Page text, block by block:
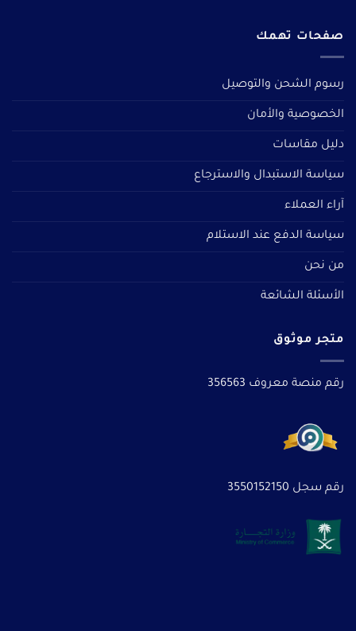
صفحات تهمك
رسوم الشحن والتوصيل
الخصوصية والأمان
دليل مقاسات
سياسة الاستبدال والاسترجاع
آراء العملاء
سياسة الدفع عند الاستلام
من نحن
الأسئلة الشائعة
متجر موثوق
رقم منصة معروف 356563
رقم سجل 3550152150